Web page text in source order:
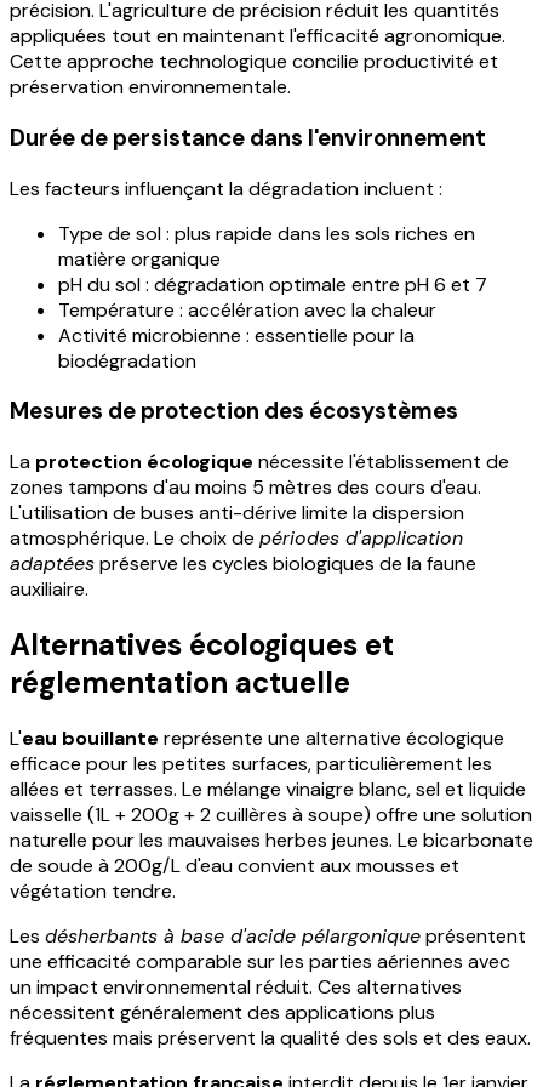
précision. L'agriculture de précision réduit les quantités
appliquées tout en maintenant l'efficacité agronomique.
Cette approche technologique concilie productivité et
préservation environnementale.
Durée de persistance dans l'environnement
Les facteurs influençant la dégradation incluent :
Type de sol : plus rapide dans les sols riches en
matière organique
pH du sol : dégradation optimale entre pH 6 et 7
Température : accélération avec la chaleur
Activité microbienne : essentielle pour la
biodégradation
Mesures de protection des écosystèmes
La protection écologique nécessite l'établissement de
zones tampons d'au moins 5 mètres des cours d'eau.
L'utilisation de buses anti-dérive limite la dispersion
atmosphérique. Le choix de périodes d'application
adaptéespréserve les cycles biologiques de la faune
auxiliaire.
Alternatives écologiques et
réglementation actuelle
L'eau bouillante représente une alternative écologique
efficace pour les petites surfaces, particulièrement les
allées et terrasses. Le mélange vinaigre blanc, sel et liquide
vaisselle (1L + 200g + 2 cuillères à soupe) offre une solution
naturelle pour les mauvaises herbes jeunes. Le bicarbonate
de soude à 200g/L d'eau convient aux mousses et
végétation tendre.
Les désherbants à base d'acide pélargoniqueprésentent
une efficacité comparable sur les parties aériennes avec
un impact environnemental réduit. Ces alternatives
nécessitent généralement des applications plus
fréquentes mais préservent la qualité des sols et des eaux.